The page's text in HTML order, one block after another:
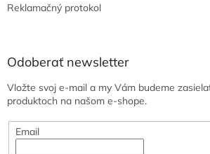
Reklamačný protokol
Odoberať newsletter
Vložte svoj e-mail a my Vám budeme
produktoch na našom e-shope.
Email